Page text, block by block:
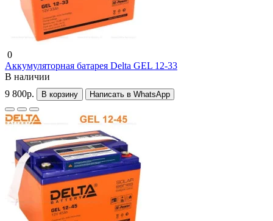
0
Аккумуляторная батарея Delta GEL 12-33
В наличии
9 800р.
В корзину Написать в WhatsApp